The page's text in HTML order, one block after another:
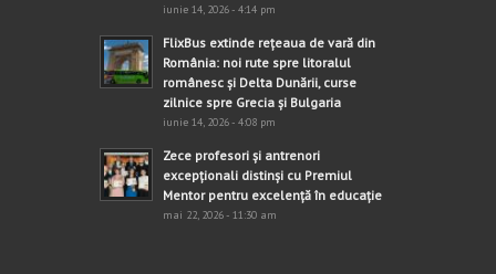
iunie 14, 2026 - 4:14 pm
FlixBus extinde rețeaua de vară din
România: noi rute spre litoralul
românesc și Delta Dunării, curse
zilnice spre Grecia și Bulgaria
iunie 14, 2026 - 4:08 pm
Zece profesori și antrenori
excepționali distinși cu Premiul
Mentor pentru excelență în educație
mai 22, 2026 - 11:30 am